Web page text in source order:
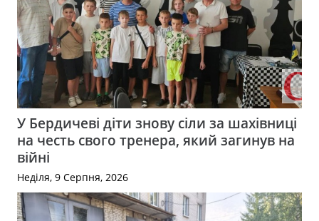
У Бердичеві діти знову сіли за шахівниці
на честь свого тренера, який загинув на
війні
Неділя, 9 Серпня, 2026